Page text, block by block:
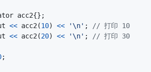
acc2{};
<< acc2 (10) << '\n' ;
<< acc2 (20) << '\n' ;
;